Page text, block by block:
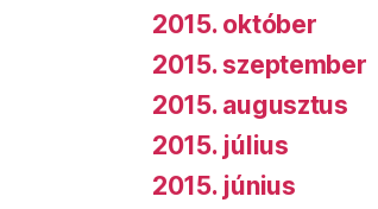
2015. október
2015. szeptember
2015. augusztus
2015. július
2015. június